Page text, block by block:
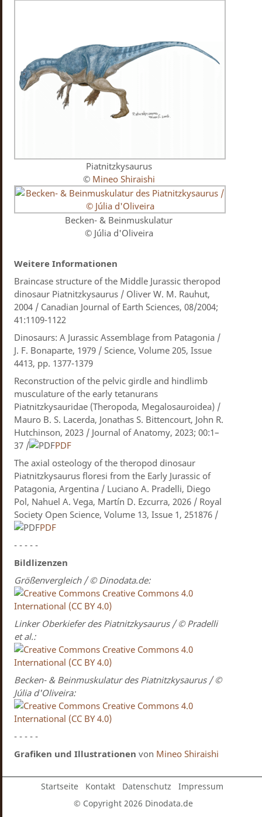
Piatnitzkysaurus
© Mineo Shiraishi
Becken- & Beinmuskulatur
© Júlia d'Oliveira
Weitere Informationen
Braincase structure of the Middle Jurassic theropod
dinosaur Piatnitzkysaurus / Oliver W. M. Rauhut,
2004 / Canadian Journal of Earth Sciences, 08/2004;
41:1109-1122
Dinosaurs: A Jurassic Assemblage from Patagonia /
J. F. Bonaparte, 1979 / Science, Volume 205, Issue
4413, pp. 1377-1379
Reconstruction of the pelvic girdle and hindlimb
musculature of the early tetanurans
Piatnitzkysauridae (Theropoda, Megalosauroidea) /
Mauro B. S. Lacerda, Jonathas S. Bittencourt, John R.
Hutchinson, 2023 / Journal of Anatomy, 2023; 00:1–
37 /
PDF
The axial osteology of the theropod dinosaur
Piatnitzkysaurus floresi from the Early Jurassic of
Patagonia, Argentina / Luciano A. Pradelli, Diego
Pol, Nahuel A. Vega, Martín D. Ezcurra, 2026 / Royal
Society Open Science, Volume 13, Issue 1, 251876 /
PDF
- - - - -
Bildlizenzen
Größenvergleich / © Dinodata.de:
Creative Commons 4.0
International (CC BY 4.0)
Linker Oberkiefer des Piatnitzkysaurus / © Pradelli
et al.:
Creative Commons 4.0
International (CC BY 4.0)
Becken- & Beinmuskulatur des Piatnitzkysaurus / ©
Júlia d'Oliveira:
Creative Commons 4.0
International (CC BY 4.0)
- - - - -
Grafiken und Illustrationen von Mineo Shiraishi
Startseite Kontakt Datenschutz
Impressum
© Copyright 2026 Dinodata.de